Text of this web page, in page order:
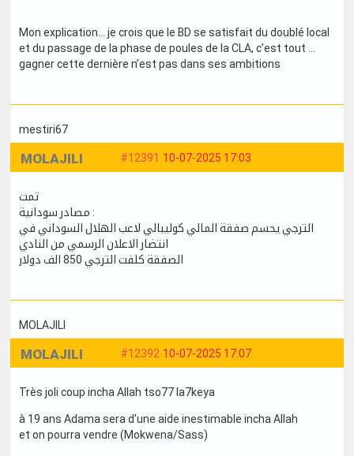
Mon explication… je crois que le BD se satisfait du doublé local
et du passage de la phase de poules de la CLA, c’est tout …
gagner cette dernière n’est pas dans ses ambitions
mestiri67
#12391 10-07-2025 17:03
MOLAJILI
تمت
مصادر سودانية :
الترجي يحسم صفقة المالي كوليبالي لاعب الهلال السوداني في
انتضار الاعلان الرسمي من النادي
الصفقة كلفت الترجي 850 الف دولار
MOLAJILI
#12392 10-07-2025 17:07
MOLAJILI
Très joli coup incha Allah tso77 la7keya
à 19 ans Adama sera d'une aide inestimable incha Allah
et on pourra vendre (Mokwena/Sass)